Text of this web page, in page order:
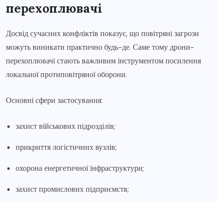
перехоплювачі
Досвід сучасних конфліктів показує, що повітряні загрози
можуть виникати практично будь-де. Саме тому дрони-
перехоплювачі стають важливим інструментом посилення
локальної протиповітряної оборони.
Основні сфери застосування:
захист військових підрозділів;
прикриття логістичних вузлів;
охорона енергетичної інфраструктури;
захист промислових підприємств;